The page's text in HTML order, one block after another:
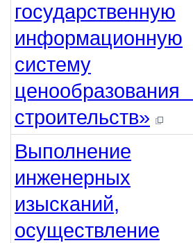
государственную
информационную
систему
строительств»
Выполнение
инженерных
изысканий,
осуществление